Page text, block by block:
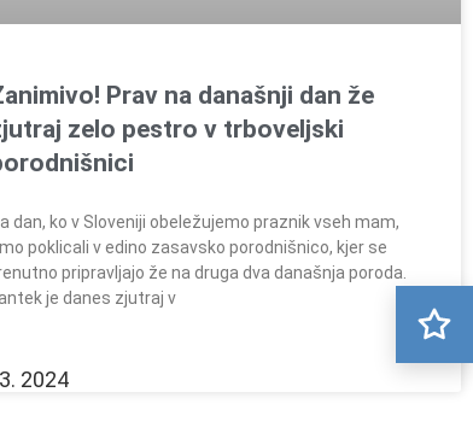
Prav na današnji dan že
zelo pestro v trboveljski
dan, ko v Sloveniji obeležujemo praznik vseh mam,
poklicali v edino zasavsko porodnišnico, kjer se
pripravljajo že na druga dva današnja poroda.
je danes zjutraj v
2024